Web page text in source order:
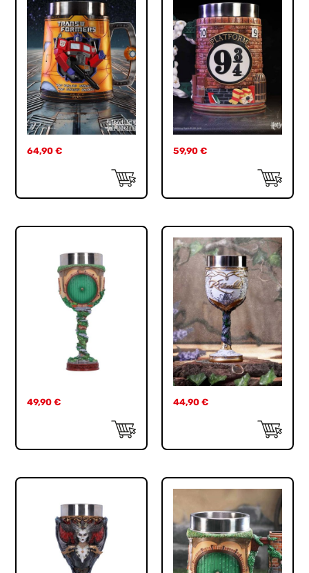
64,90€ 59,90 €
49,90€ 44,90 €